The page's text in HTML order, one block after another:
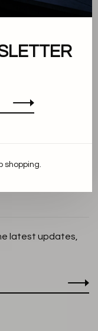
latest updates,
shopping.